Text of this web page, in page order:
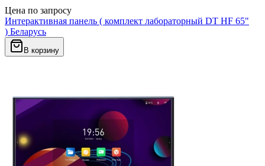
Цена по запросу
Интерактивная панель ( комплект лабораторный DT HF 65"
) Беларусь
В корзину